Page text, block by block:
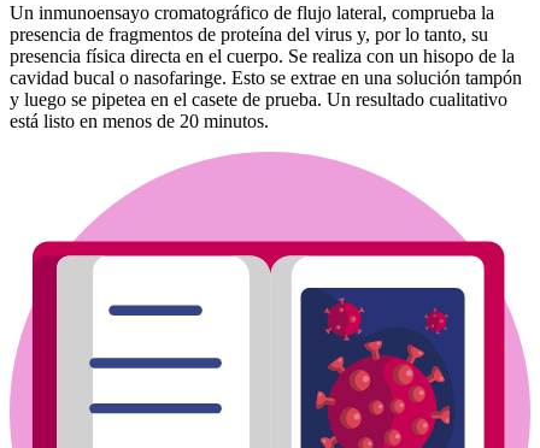
Un inmunoensayo cromatográfico de flujo lateral, comprueba la
presencia de fragmentos de proteína del virus y, por lo tanto, su
presencia física directa en el cuerpo. Se realiza con un hisopo de la
cavidad bucal o nasofaringe. Esto se extrae en una solución tampón
y luego se pipetea en el casete de prueba. Un resultado cualitativo
está listo en menos de 20 minutos.